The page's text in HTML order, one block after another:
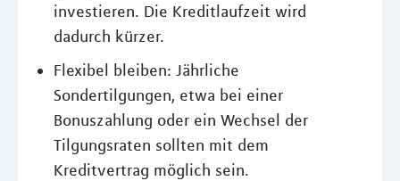
investieren. Die Kreditlaufzeit wird
dadurch kürzer.
Flexibel bleiben: Jährliche
Sondertilgungen, etwa bei einer
Bonuszahlung oder ein Wechsel der
Tilgungsraten sollten mit dem
Kreditvertrag möglich sein.